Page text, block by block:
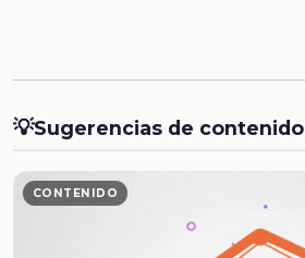
💡Sugerencias de contenido
CONTENIDO